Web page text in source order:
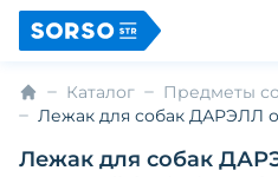
Каталог
Предметы
Лежак для собак ДАРЭЛЛ
Лежак для собак